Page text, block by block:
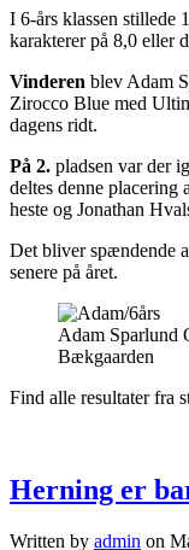
I 6-års klassen stillede
karakterer på 8,0 eller
Vinderen blev Adam
Zirocco Blue med
dagens ridt.
På 2. pladsen var der
deltes denne
heste og Jonathan
Det bliver spændende
senere på året.
Adam Sparlund
Bækgaarden
Find alle resultater fra
Herning er
Written by admin on